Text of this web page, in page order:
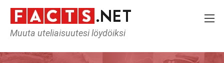
Muuta uteliaisuutesi löydöiksi